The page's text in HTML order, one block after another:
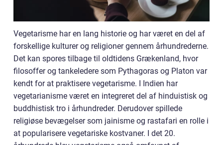
Vegetarisme har en lang historie og har været en del af
forskellige kulturer og religioner gennem århundrederne.
Det kan spores tilbage til oldtidens Grækenland, hvor
filosoffer og tankeledere som Pythagoras og Platon var
kendt for at praktisere vegetarisme. I Indien har
vegetarianisme været en integreret del af hinduistisk og
buddhistisk tro i århundreder. Derudover spillede
religiøse bevægelser som jainisme og rastafari en rolle i
at popularisere vegetariske kostvaner. I det 20.